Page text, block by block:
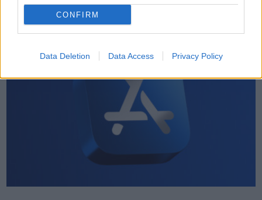
CONFIRM
Data Deletion Data Access Privacy Policy
VIEW POST
audiolibri per i …